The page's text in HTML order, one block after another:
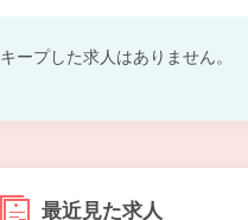
キープした求人はありません。
最近見た求人